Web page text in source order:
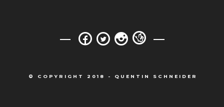
© COPYRIGHT 2018 - QUENTIN SCHNEIDER